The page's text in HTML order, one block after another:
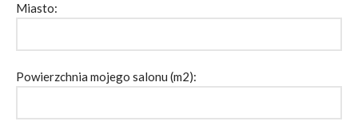
Miasto:
Powierzchnia mojego salonu (m2):